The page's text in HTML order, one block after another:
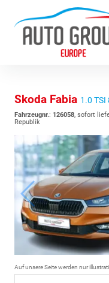
Skoda Fabia 1.0 TSI
Fahrzeugnr.: 126058, sofort
Republik
Auf unsere Seite werden nur